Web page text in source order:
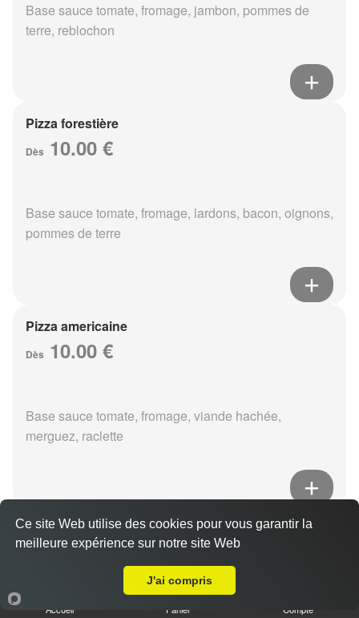
Base sauce tomate, fromage, jambon, pommes de
terre, reblochon
Pizza forestière
Dès 10.00 €
Base sauce tomate, fromage, lardons, bacon, oignons,
pommes de terre
Pizza americaine
Dès 10.00 €
Base sauce tomate, fromage, viande hachée,
merguez, raclette
Pizza boursin
10.00 €
Accueil Panier Compte
Ce site Web utilise des cookies pour vous garantir la
meilleure expérience sur notre site Web
J'ai compris